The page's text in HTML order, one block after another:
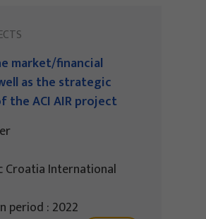
market/financial
as the strategic
ACI AIR project
Croatia International
period : 2022